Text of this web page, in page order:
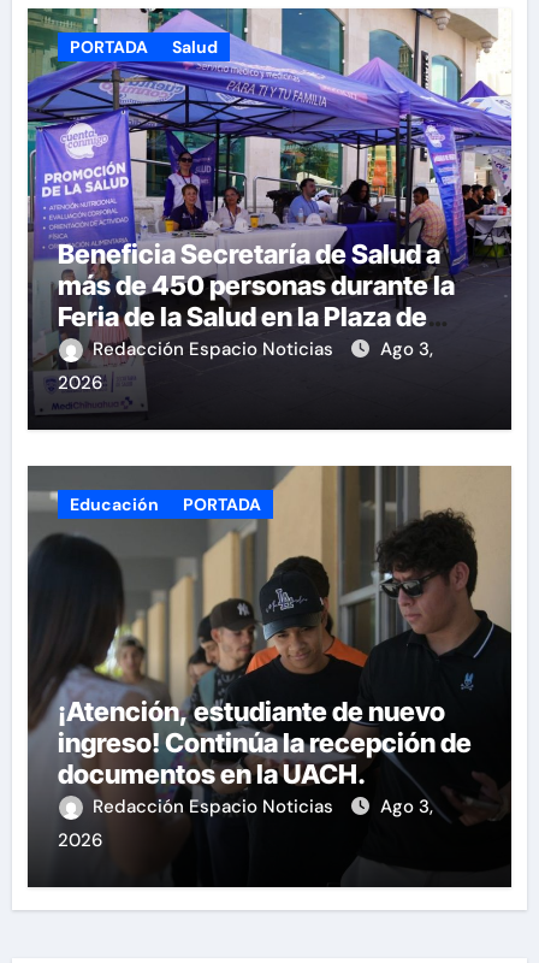
PORTADA Salud
Beneficia Secretaría de Salud a
más de 450 personas durante la
Feria de la Salud en la Plaza de
Armas
Redacción Espacio Noticias
Ago 3,
2026
Educación PORTADA
¡Atención, estudiante de nuevo
ingreso! Continúa la recepción de
documentos en la UACH.
Redacción Espacio Noticias
Ago 3,
2026